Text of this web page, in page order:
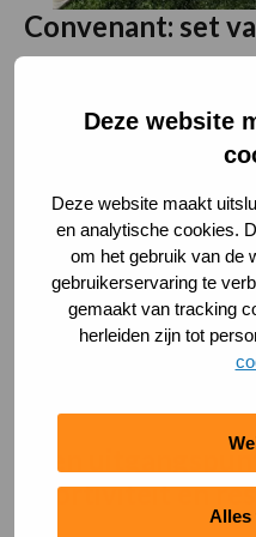
Deze website
Deze website maakt
en analytische cookies.
om het gebruik van de
gebruikerservaring te
gemaakt van tracking
herleiden zijn tot
Alles
Convenant: set
of doek gepresenteerd
Het bord moedigt
voetbalomgeving in ’s-
convenant zelf zijn
omgangsregels die
Hertogenbosch gelden.
hoe we als voetballers
Tien
sportiviteit en